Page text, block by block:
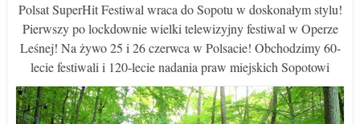
Polsat SuperHit Festiwal wraca do Sopotu w doskonałym stylu!
Pierwszy po lockdownie wielki telewizyjny festiwal w Operze
Leśnej! Na żywo 25 i 26 czerwca w Polsacie! Obchodzimy 60-
lecie festiwali i 120-lecie nadania praw miejskich Sopotowi